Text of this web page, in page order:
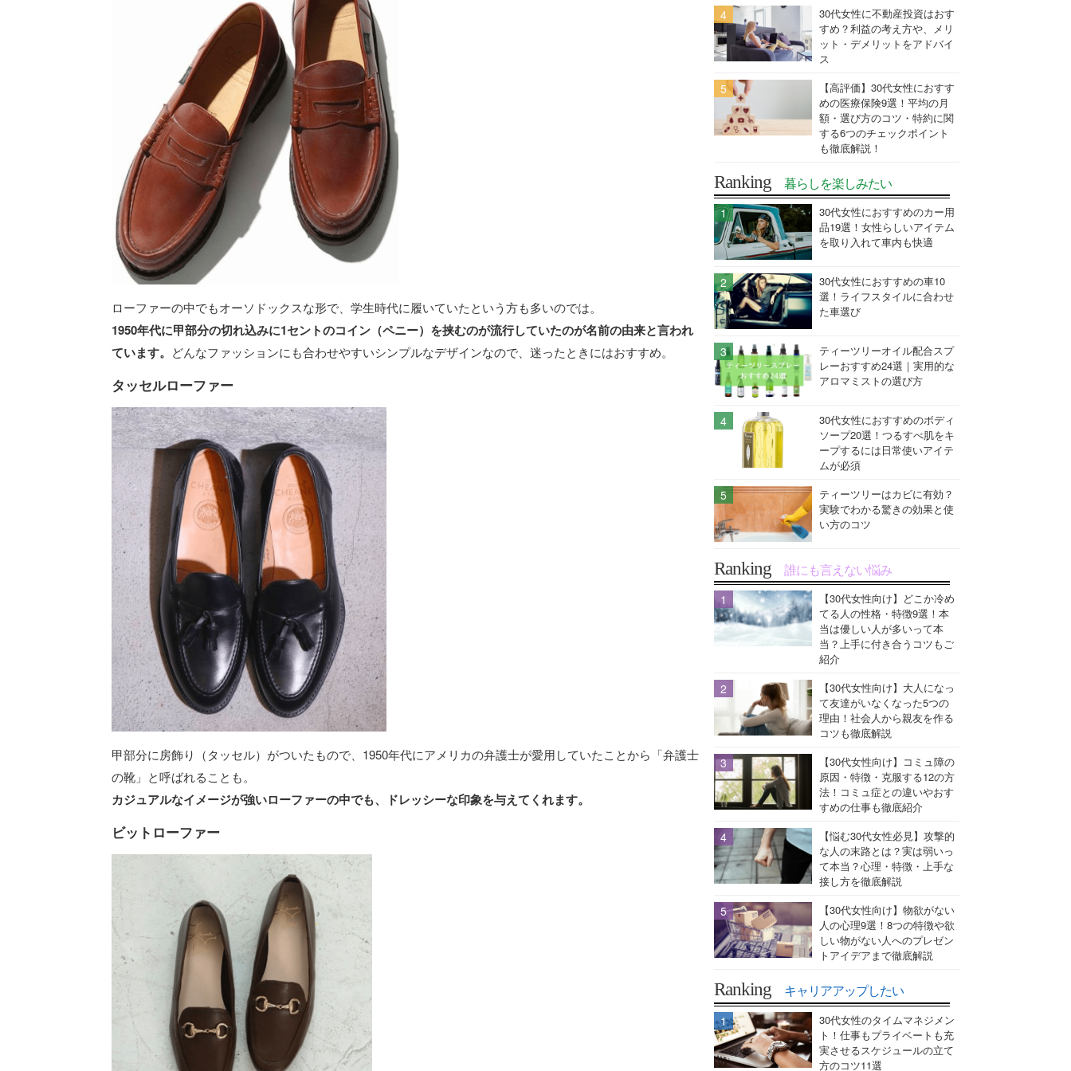
ローファーの中でもオーソドックスな形で、学生時代に履いていたという方も多いのでは。
1950年代に甲部分の切れ込みに1セントのコイン（ペニー）を挟むのが流行していたのが名前の由来と言われ
ています。 どんなファッションにも合わせやすいシンプルなデザインなので、迷ったときにはおすすめ。
タッセルローファー
甲部分に房飾り（タッセル）がついたもので、1950年代にアメリカの弁護士が愛用していたことから「弁護士
の靴」と呼ばれることも。
カジュアルなイメージが強いローファーの中でも、ドレッシーな印象を与えてくれます。
ビットローファー
30代女性に不動産投資はおす
すめ？利益の考え方や、メリ
ット・デメリットをアドバイ
ス
【高評価】30代女性におすす
めの医療保険9選！平均の月
額・選び方のコツ・特約に関
する6つのチェックポイント
も徹底解説！
Ranking 暮らしを楽しみたい
30代女性におすすめのカー用
品19選！女性らしいアイテム
を取り入れて車内も快適
30代女性におすすめの車10
選！ライフスタイルに合わせ
た車選び
ティーツリーオイル配合スプ
レーおすすめ24選｜実用的な
アロマミストの選び方
30代女性におすすめのボディ
ソープ20選！つるすべ肌をキ
ープするには日常使いアイテ
ムが必須
ティーツリーはカビに有効？
実験でわかる驚きの効果と使
い方のコツ
Ranking 誰にも言えない悩み
【30代女性向け】どこか冷め
てる人の性格・特徴9選！本
当は優しい人が多いって本
当？上手に付き合うコツもご
紹介
【30代女性向け】大人になっ
て友達がいなくなった5つの
理由！社会人から親友を作る
コツも徹底解説
【30代女性向け】コミュ障の
原因・特徴・克服する12の方
法！コミュ症との違いやおす
すめの仕事も徹底紹介
【悩む30代女性必見】攻撃的
な人の末路とは？実は弱いっ
て本当？心理・特徴・上手な
接し方を徹底解説
【30代女性向け】物欲がない
人の心理9選！8つの特徴や欲
しい物がない人へのプレゼン
トアイデアまで徹底解説
Ranking キャリアアップしたい
30代女性のタイムマネジメン
ト！仕事もプライベートも充
実させるスケジュールの立て
方のコツ11選